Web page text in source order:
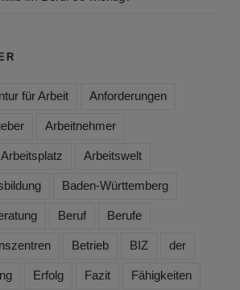
für Arbeit Anforderungen
Arbeitnehmer
Arbeitsplatz Arbeitswelt
Baden-Württemberg
Beruf Berufe
Betrieb BIZ der
Erfolg Fazit Fähigkeiten